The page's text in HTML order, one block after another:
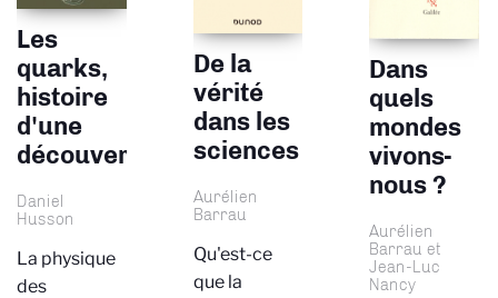
Les
quarks,
histoire
d'une
découverte
Daniel
Husson
La physique
des
De la
vérité
dans les
sciences
Aurélien
Barrau
Qu'est-ce
que la
Dans
quels
mondes
vivons-
nous ?
Aurélien
Barrau et
Jean-Luc
Nancy